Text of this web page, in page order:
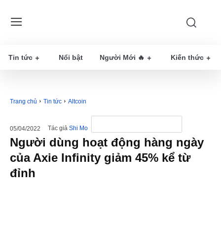
Tin tức Nổi bật Người Mới 🔥 Kiến thức
Trang chủ Tin tức Altcoin
05/04/2022 Tác giả Shi Mo
Người dùng hoạt động hàng ngày
của Axie Infinity giảm 45% kể từ
đỉnh